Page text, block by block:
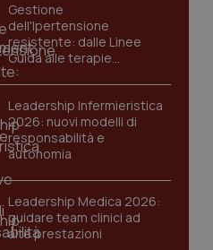
Gestione
dell'Ipertensione
resistente: dalle Linee
Guida alle terapie
innovative
Leadership Infermieristica
2026: nuovi modelli di
responsabilità e
autonomia
Leadership Medica 2026:
guidare team clinici ad
alte prestazioni